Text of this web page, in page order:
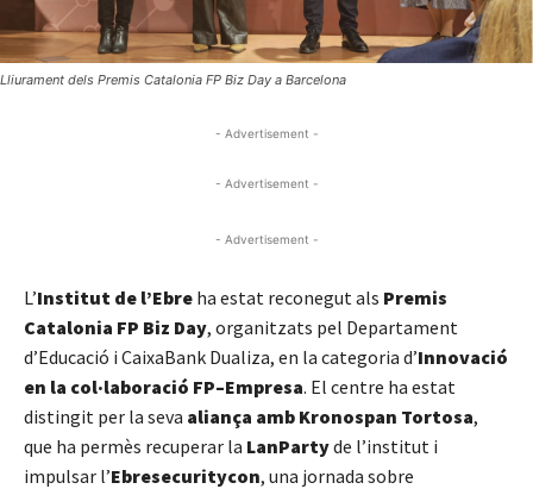
Lliurament dels Premis Catalonia FP Biz Day a Barcelona
- Advertisement -
- Advertisement -
- Advertisement -
L’Institut de l’Ebre ha estat reconegut als Premis
Catalonia FP Biz Day, organitzats pel Departament
d’Educació i CaixaBank Dualiza, en la categoria d’Innovació
en la col·laboració FP–Empresa. El centre ha estat
distingit per la seva aliança amb Kronospan Tortosa,
que ha permès recuperar la LanPartyde l’institut i
impulsar l’Ebresecuritycon, una jornada sobre